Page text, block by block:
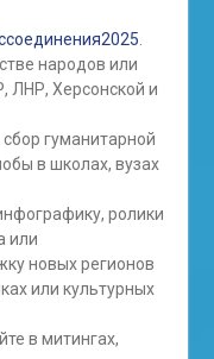
народов или
ЛНР, Херсонской и
гуманитарной
в школах, вузах
ролики
или
новых регионов
или культурных
в митингах,